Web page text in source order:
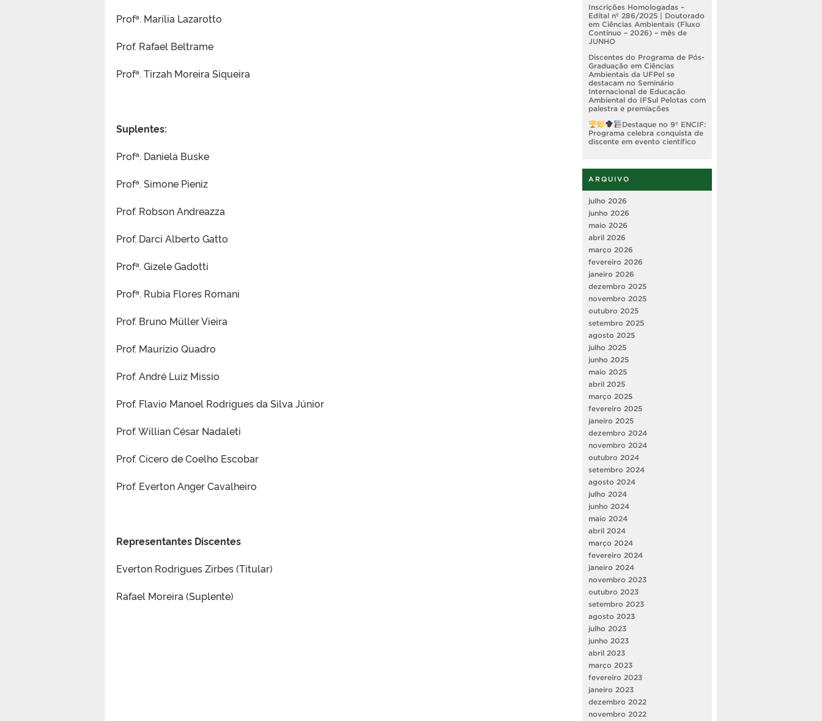
Profª. Marília Lazarotto
Prof. Rafael Beltrame
Profª. Tirzah Moreira Siqueira
Suplentes:
Profª. Daniela Buske
Profª. Simone Pieniz
Prof. Robson Andreazza
Prof. Darci Alberto Gatto
Profª. Gizele Gadotti
Profª. Rubia Flores Romani
Prof. Bruno Müller Vieira
Prof. Maurizio Quadro
Prof. André Luiz Missio
Prof. Flavio Manoel Rodrigues da Silva Júnior
Prof. Willian César Nadaleti
Prof. Cícero de Coelho Escobar
Prof. Everton Anger Cavalheiro
Representantes Discentes
Everton Rodrigues Zirbes (Titular)
Rafael Moreira (Suplente)
Inscrições Homologadas –
Edital nº 286/2025 | Doutorado
em Ciências Ambientais (Fluxo
Contínuo – 2026) – mês de
JUNHO
Discentes do Programa de Pós-
Graduação em Ciências
Ambientais da UFPel se
destacam no Seminário
Internacional de Educação
Ambiental do IFSul Pelotas com
palestra e premiações
Destaque no 9º ENCIF:
Programa celebra conquista de
discente em evento científico
ARQUIVO
julho 2026
junho 2026
maio 2026
abril 2026
março 2026
fevereiro 2026
janeiro 2026
dezembro 2025
novembro 2025
outubro 2025
setembro 2025
agosto 2025
julho 2025
junho 2025
maio 2025
abril 2025
março 2025
fevereiro 2025
janeiro 2025
dezembro 2024
novembro 2024
outubro 2024
setembro 2024
agosto 2024
julho 2024
junho 2024
maio 2024
abril 2024
março 2024
fevereiro 2024
janeiro 2024
novembro 2023
outubro 2023
setembro 2023
agosto 2023
julho 2023
junho 2023
abril 2023
março 2023
fevereiro 2023
janeiro 2023
dezembro 2022
novembro 2022